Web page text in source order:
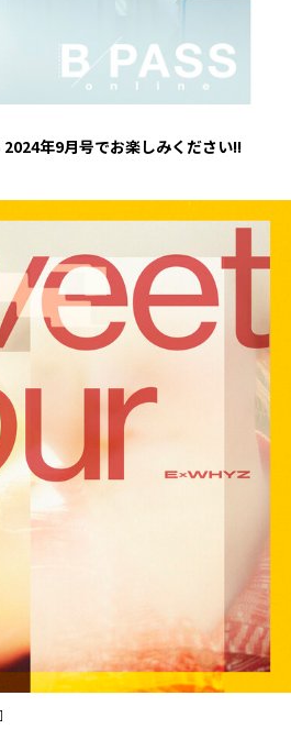
2024年9月号でお楽しみください!!